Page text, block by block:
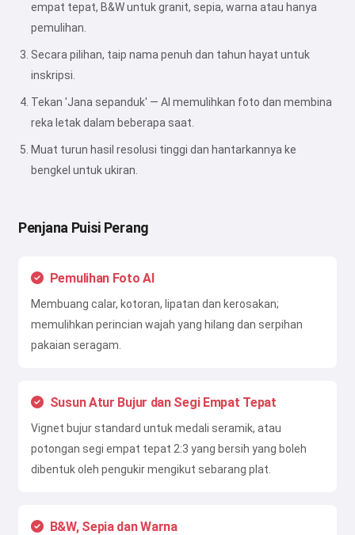
empat tepat, B&W untuk granit, sepia, warna atau hanya
pemulihan.
Secara pilihan, taip nama penuh dan tahun hayat untuk
inskripsi.
Tekan 'Jana sepanduk' — AI memulihkan foto dan membina
reka letak dalam beberapa saat.
Muat turun hasil resolusi tinggi dan hantarkannya ke
bengkel untuk ukiran.
Penjana Puisi Perang
Pemulihan Foto AI
Membuang calar, kotoran, lipatan dan kerosakan;
memulihkan perincian wajah yang hilang dan serpihan
pakaian seragam.
Susun Atur Bujur dan Segi Empat Tepat
Vignet bujur standard untuk medali seramik, atau
potongan segi empat tepat 2:3 yang bersih yang boleh
dibentuk oleh pengukir mengikut sebarang plat.
B&W, Sepia dan Warna